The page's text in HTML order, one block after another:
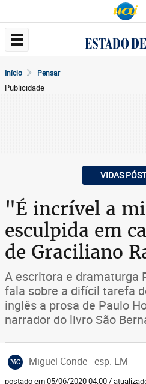
Início Pensar
Publicidade
VIDAS
"É incrível a
esculpida em
de Graciliano
A escritora e dramaturga
fala sobre a difícil tarefa
inglês a prosa de Paulo
narrador do livro São
MC Miguel Conde - esp. EM
postado em 05/06/2020 04:00 /